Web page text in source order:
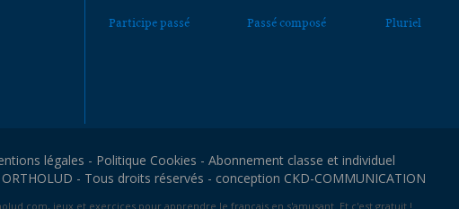
Participe passé Passé composé Pluriel
légales - Politique Cookies - Abonnement classe et individuel
- Tous droits réservés - conception CKD-COMMUNICATION
jeux et exercices pour apprendre le français en s'amusant. Et c'est gratuit !